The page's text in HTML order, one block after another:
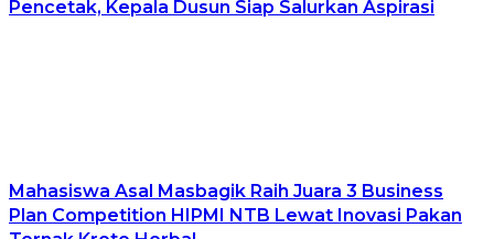
Pencetak, Kepala Dusun Siap Salurkan Aspirasi
Mahasiswa Asal Masbagik Raih Juara 3 Business
Plan Competition HIPMI NTB Lewat Inovasi Pakan